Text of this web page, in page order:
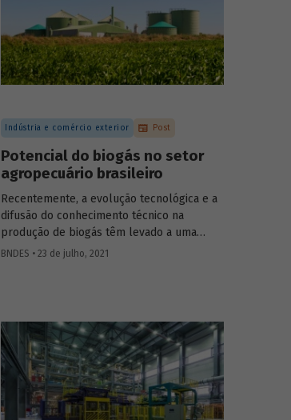
Indústria e comércio exterior Post
Potencial do biogás no setor
agropecuário brasileiro
Recentemente, a evolução tecnológica e a
difusão do conhecimento técnico na
produção de biogás têm levado a uma
rápida expansão no número de plantas em
pode atingir. Entenda como resíduos e
efluentes das diferentes atividades
agropecuárias podem contribuir para
ampliar a geração de biogás no setor.
BNDES • 23 de julho, 2021